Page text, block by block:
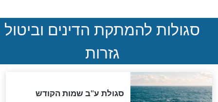
המסמך האבוד שנחשף
במרתפי מוסקבה: כתב היד